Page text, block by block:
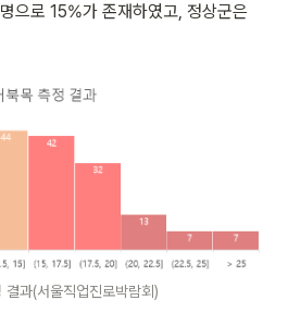
으로 15%가 존재하였고, 정상군은
결과(서울직업진로박람회)